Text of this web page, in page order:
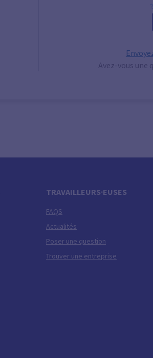
Avez-vous une
TRAVAILLEURS·EUSES
FAQS
Actualités
Poser une question
Trouver une entreprise